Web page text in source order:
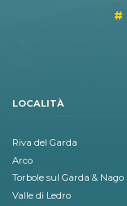
LOCALITÀ
Riva del Garda
Arco
Torbole sul Garda & Nago
Valle di Ledro